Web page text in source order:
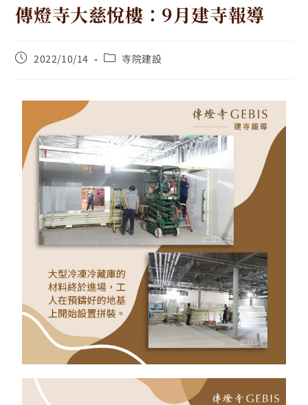
傳燈寺大慈悅樓：9月建寺報導
2022/10/14 寺院建設